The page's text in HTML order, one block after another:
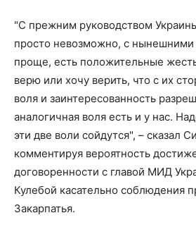
"С прежним руководством
просто невозможно, с нынешними
проще, есть положительные
верю или хочу верить, что с их
воля и заинтересованность
аналогичная воля есть и у нас.
эти две воли сойдутся", – сказал
комментируя вероятность
договоренности с главой МИД
Кулебой касательно соблюдения
Закарпатья.